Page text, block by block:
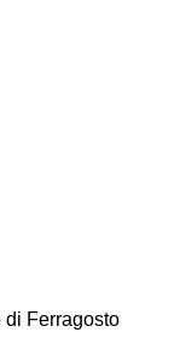
di Ferragosto